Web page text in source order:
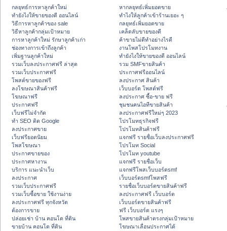
กลยุทธ์การหาลูกค้าใหม่
ทํายังไงให้ขายของดี ออนไลน์
วิธีการหาลูกค้าของ sale
วิธีหาลูกค้ากลุ่มเป้าหมาย
การหาลูกค้าใหม่ รักษาลูกค้าเก่า
ช่องทางการเข้าถึงลูกค้า
เพิ่มฐานลูกค้าใหม่
รวมเว็บลงประกาศฟรี ล่าสุด
รวมเว็บประกาศฟรี
โพสต์ขายของฟรี
ลงโฆษณาสินค้าฟรี
โฆษณาฟรี
ประกาศฟรี
เว็บฟรีไม่จำกัด
ทำ SEO ติด Google
ลงประกาศขาย
เว็บฟรียอดนิยม
โพสโฆษณา
ประกาศขายของ
ประกาศหางาน
บริการ แนะนำเว็บ
ลงประกาศ
รวมเว็บประกาศฟรี
รวมเว็บซื้อขาย ใช้งานง่าย
ลงประกาศฟรี ทุกจังหวัด
ต้องการขาย
ปล่อยเช่า บ้าน คอนโด ที่ดิน
ขายบ้าน คอนโด ที่ดิน
หากลยุทธ์เพิ่มยอดขาย
ทําไงให้ลูกค้าเข้าร้านเยอะ ๆ
กลยุทธ์เพิ่มยอดขาย
เคล็ดลับขายของดี
ค้าขายไม่ดีทำอย่างไรดี
งานโพสโปรโมทงาน
ทํายังไงให้ขายของดี ออนไลน์
รวม SMFขายสินค้า
ประกาศฟรีออนไลน์
ลงประกาศ สินค้า
เว็บบอร์ด โพสต์ฟรี
ลงประกาศ ซื้อ-ขาย ฟรี
ชุมชนคนไอทีขายสินค้า
ลงประกาศฟรีใหม่ๆ 2023
โปรโมทธุรกิจฟรี
โปรโมทสินค้าฟรี
แจกฟรี รายชื่อเว็บลงประกาศฟรี
โปรโมท Social
โปรโมท youtube
แจกฟรี รายชื่อเว็บ
แจกฟรีโพสเว็บบอร์ดsmf
เว็บบอร์ดsmfโพสฟรี
รายชื่อเว็บบอร์ดขายสินค้าฟรี
ลงประกาศฟรี เว็บบอร์ด
เว็บบอร์ดขายสินค้าฟรี
ฟรี เว็บบอร์ด แรงๆ
โพสขายสินค้าตรงกลุ่มเป้าหมาย
โฆษณาเลื่อนประกาศได้